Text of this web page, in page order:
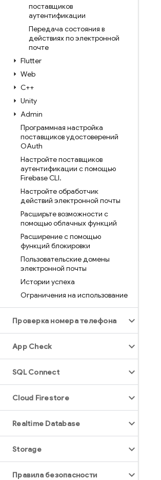
поставщиков
аутентификации
Передача состояния в
действиях по электронной
почте
Flutter
Web
C++
Unity
Admin
Программная настройка
поставщиков удостоверений
OAuth
Настройте поставщиков
аутентификации с помощью
Firebase CLI.
Настройте обработчик
действий электронной почты
Расширьте возможности с
помощью облачных функций
Расширение с помощью
функций блокировки
Пользовательские домены
электронной почты
Истории успеха
Ограничения на использование
Проверка номера телефона
App Check
SQL Connect
Cloud Firestore
Realtime Database
Storage
Правила безопасности